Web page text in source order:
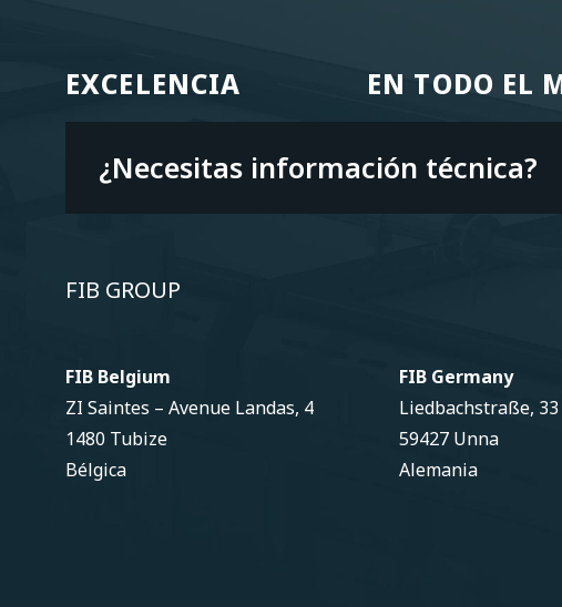
EXCELENCIA
EXCELENCIA EN TODO EL
EN TODO EL
¿Necesitas información técnica?
FIB GROUP
FIB Belgium
ZI Saintes – Avenue Landas, 4
1480 Tubize
Bélgica
FIB Germany
Liedbachstraße, 33
59427 Unna
Alemania